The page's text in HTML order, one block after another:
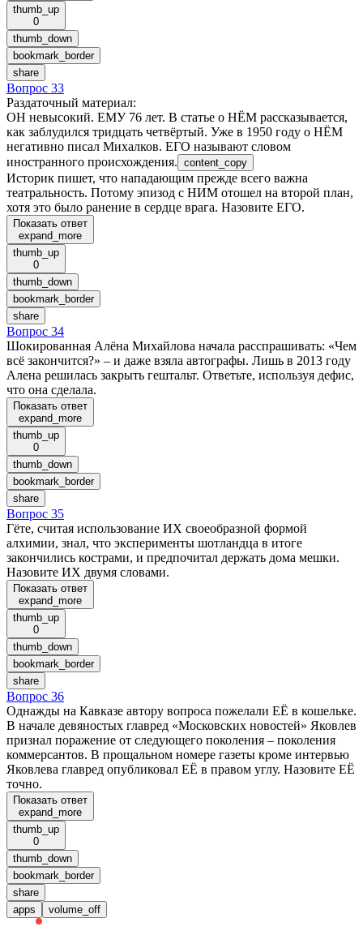
thumb_up
0
thumb_down
bookmark_border
share
Вопрос 33
Раздаточный материал:
ОН невысокий. ЕМУ 76 лет. В статье о НЁМ рассказывается,
как заблудился тридцать четвёртый. Уже в 1950 году о НЁМ
негативно писал Михалков. ЕГО называют словом
иностранного происхождения. content_copy
Историк пишет, что нападающим прежде всего важна
театральность. Потому эпизод с НИМ отошел на второй план,
хотя это было ранение в сердце врага. Назовите ЕГО.
Показать ответ
expand_more
thumb_up
0
thumb_down
bookmark_border
share
Вопрос 34
Шокированная Алёна Михайлова начала расспрашивать: «Чем
всё закончится?» – и даже взяла автографы. Лишь в 2013 году
Алена решилась закрыть гештальт. Ответьте, используя дефис,
что она сделала.
Показать ответ
expand_more
thumb_up
0
thumb_down
bookmark_border
share
Вопрос 35
Гёте, считая использование ИХ своеобразной формой
алхимии, знал, что эксперименты шотландца в итоге
закончились кострами, и предпочитал держать дома мешки.
Назовите ИХ двумя словами.
Показать ответ
expand_more
thumb_up
0
thumb_down
bookmark_border
share
Вопрос 36
Однажды на Кавказе автору вопроса пожелали ЕЁ в кошельке.
В начале девяностых главред «Московских новостей» Яковлев
признал поражение от следующего поколения – поколения
коммерсантов. В прощальном номере газеты кроме интервью
Яковлева главред опубликовал ЕЁ в правом углу. Назовите ЕЁ
точно.
Показать ответ
expand_more
thumb_up
0
thumb_down
bookmark_border
share
apps
volume_off